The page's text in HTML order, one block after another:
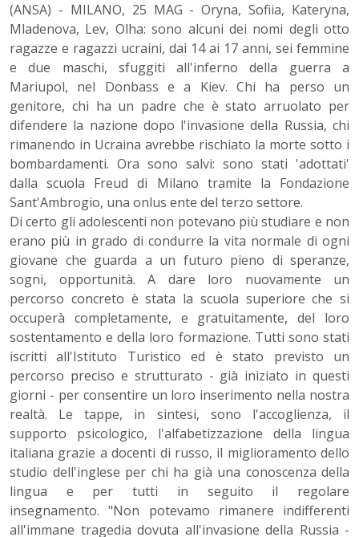
(ANSA) - MILANO, 25 MAG - Oryna, Sofiia, Kateryna,
Mladenova, Lev, Olha: sono alcuni dei nomi degli otto
ragazze e ragazzi ucraini, dai 14 ai 17 anni, sei femmine
e due maschi, sfuggiti all'inferno della guerra a
Mariupol, nel Donbass e a Kiev. Chi ha perso un
genitore, chi ha un padre che è stato arruolato per
difendere la nazione dopo l'invasione della Russia, chi
rimanendo in Ucraina avrebbe rischiato la morte sotto i
bombardamenti. Ora sono salvi: sono stati 'adottati'
dalla scuola Freud di Milano tramite la Fondazione
Sant'Ambrogio, una onlus ente del terzo settore.
Di certo gli adolescenti non potevano più studiare e non
erano più in grado di condurre la vita normale di ogni
giovane che guarda a un futuro pieno di speranze,
sogni, opportunità. A dare loro nuovamente un
percorso concreto è stata la scuola superiore che si
occuperà completamente, e gratuitamente, del loro
sostentamento e della loro formazione. Tutti sono stati
iscritti all'Istituto Turistico ed è stato previsto un
percorso preciso e strutturato - già iniziato in questi
giorni - per consentire un loro inserimento nella nostra
realtà. Le tappe, in sintesi, sono l'accoglienza, il
supporto psicologico, l'alfabetizzazione della lingua
italiana grazie a docenti di russo, il miglioramento dello
studio dell'inglese per chi ha già una conoscenza della
lingua e per tutti in seguito il regolare
insegnamento. "Non potevamo rimanere indifferenti
all'immane tragedia dovuta all'invasione della Russia -